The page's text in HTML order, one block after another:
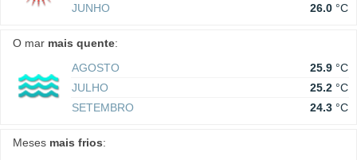
JUNHO
26.0 °C
O mar mais quente:
AGOSTO
25.9 °C
JULHO
25.2 °C
SETEMBRO
24.3 °C
Meses mais frios: